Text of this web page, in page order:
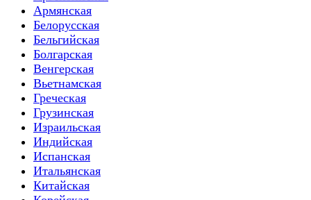
Армянская
Белорусская
Бельгийская
Болгарская
Венгерская
Вьетнамская
Греческая
Грузинская
Израильская
Индийская
Испанская
Итальянская
Китайская